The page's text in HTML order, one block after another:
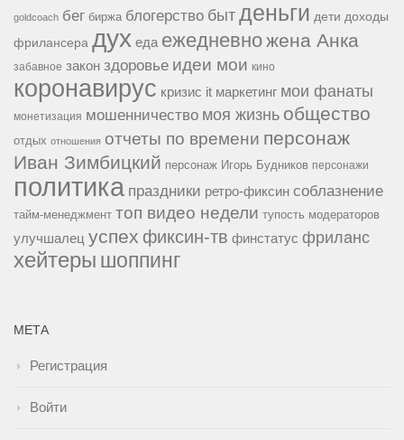
goldcoach бег биржа блогерство быт деньги дети доходы
фрилансера дух еда ежедневножена Анка
забавное закон здоровье идеи мои кино
коронавирус кризис it маркетинг мои фанаты
монетизация мошенничество моя жизнь общество
отдых отношения отчеты по времени персонаж
Иван Зимбицкий персонаж Игорь Будников персонажи
политика праздники ретро-фиксин соблазнение
тайм-менеджмент топ видео недели тупость модераторов
улучшалец успех фиксин-тв финстатус фриланс
хейтеры шоппинг
МЕТА
Регистрация
Войти